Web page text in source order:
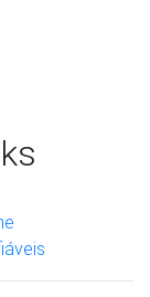
mídia
19.
em nossos